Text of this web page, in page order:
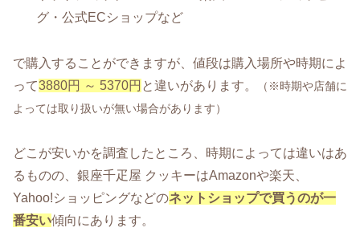
グ・公式ECショップなど
で購入することができますが、値段は購入場所や時期によ
って3880円 ～ 5370円 と違いがあります。
（※時期や店舗に
よっては取り扱いが無い場合があります）
どこが安いかを調査したところ、時期によっては違いはあ
るものの、銀座千疋屋 クッキーはAmazonや楽天、
Yahoo!ショッピングなどのネットショップで買うのが一
番安い傾向にあります。